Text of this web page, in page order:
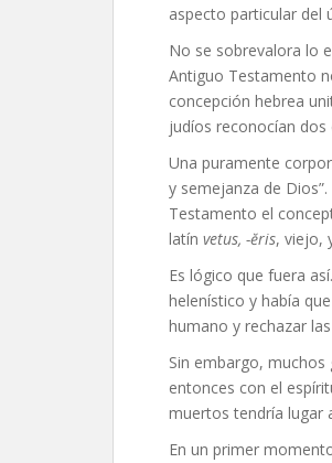
aspecto particular del
No se sobrevalora lo
Antiguo Testamento
concepción hebrea
judíos reconocían
Una puramente
y semejanza de
Testamento el
latín vetus, -ĕris, viejo,
Es lógico que fuera
helenístico y había
humano y rechazar
Sin embargo, muchos
entonces con el
muertos tendría lugar
En un primer